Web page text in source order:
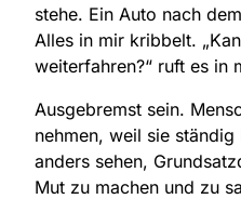
stehe. Ein Auto nach
Alles in mir kribbelt.
weiterfahren?“ ruft es in
Ausgebremst sein.
nehmen, weil sie
anders sehen,
Mut zu machen und zu